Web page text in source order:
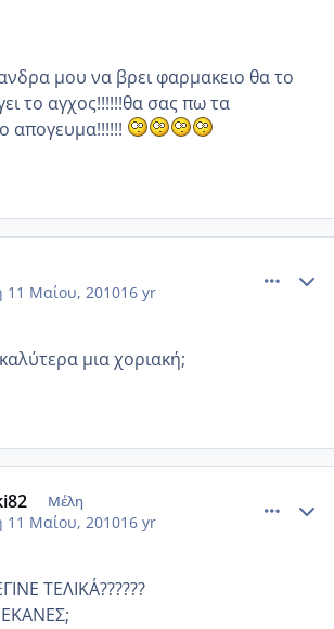
μου να βρει φαρμακειο θα το
το αγχος!!!!!!θα σας πω τα
απογευμα!!!!!!
11 Μαίου, 201016 yr
καλύτερα μια χοριακή;
Μέλη
11 Μαίου, 201016 yr
ΤΕΛΙΚΑ΄??????